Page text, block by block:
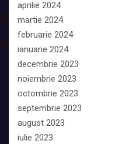
aprilie 2024
martie 2024
februarie 2024
ianuarie 2024
decembrie 2023
noiembrie 2023
octombrie 2023
septembrie 2023
august 2023
iulie 2023